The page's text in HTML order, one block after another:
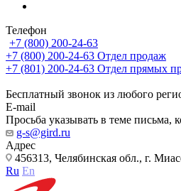
Телефон
+7 (800) 200-24-63
+7 (800) 200-24-63 Отдел продаж
+7 (801) 200-24-63 Отдел прямых
Бесплатный звонок из любого
E-mail
Просьба указывать в теме письма,
g-s@gird.ru
Адрес
456313, Челябинская обл., г.
Ru En